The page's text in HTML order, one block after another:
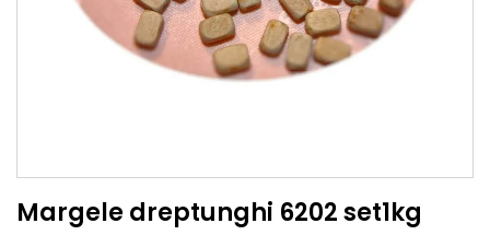
Margele dreptunghi 6202 set1kg